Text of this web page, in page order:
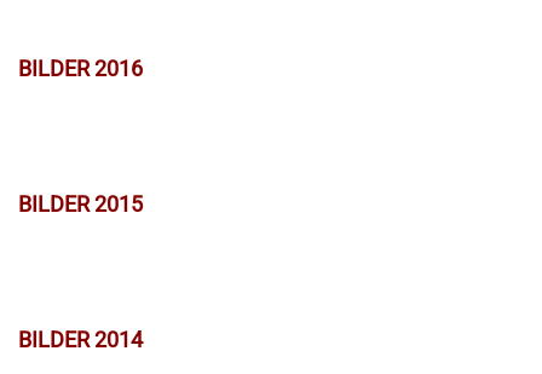
BILDER 2016
BILDER 2015
BILDER 2014